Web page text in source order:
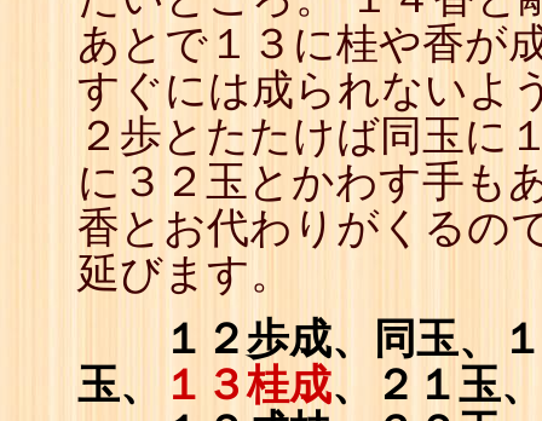
28 ☖
29☗
30☖
☗
33☗
詰
あとで１３に桂や香が
すぐには成られないよ
２歩とたたけば同玉に
に３２玉とかわす手も
香とお代わりがくるの
延びます。
１２歩成、同玉、１
玉、
１３桂成、２１玉、